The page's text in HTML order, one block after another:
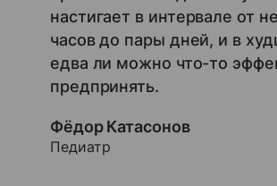
настигает в интервале от
часов до пары дней, и в
едва ли можно что-то
предпринять.
Фёдор Катасонов
Педиатр